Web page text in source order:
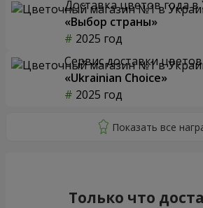
Доставка цветов года в
«Выбор страны»
2025 год
Сервис доставки цветов
«Ukrainian Choice»
2025 год
Только что